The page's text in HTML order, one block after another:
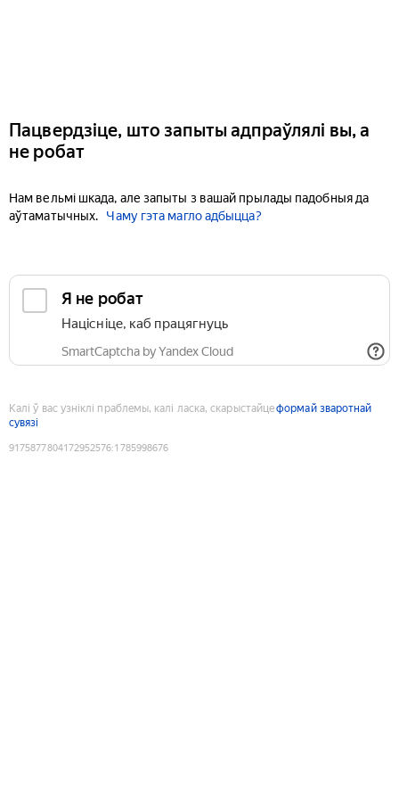
Пацвердзіце, што запыты адпраўлялі вы, а
не робат
Нам вельмі шкада, але запыты з вашай прылады падобныя да
аўтаматычных.
Чаму гэта магло адбыцца?
Я не робат
Націсніце, каб працягнуць
SmartCaptcha by Yandex Cloud
Калі ў вас узніклі праблемы, калі ласка, скарыстайцеформай зваротнай
сувязі
9175877804172952576:1785998676